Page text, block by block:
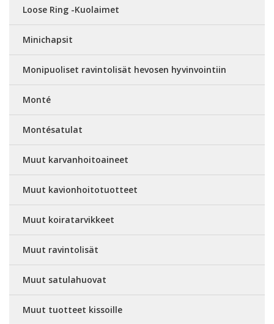
Loose Ring -Kuolaimet
Minichapsit
Monipuoliset ravintolisät hevosen hyvinvointiin
Monté
Montésatulat
Muut karvanhoitoaineet
Muut kavionhoitotuotteet
Muut koiratarvikkeet
Muut ravintolisät
Muut satulahuovat
Muut tuotteet kissoille